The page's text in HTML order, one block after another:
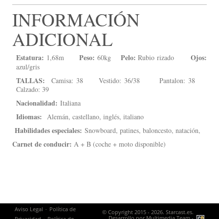
INFORMACIÓN
ADICIONAL
Estatura: 1,68m Peso: 60kgPelo: Rubio rizado Ojos:
azul/gris
TALLAS: Camisa: 38 Vestido: 36/38 Pantalon: 38
Calzado: 39
Nacionalidad: Italiana
Idiomas: Alemán, castellano, inglés, italiano
Habilidades especiales: Snowboard, patines, baloncesto, natación,
Carnet de conducir: A + B (coche + moto disponible)
Aviso Legal - Política de
© Copyright 2015 - 2026. Starcast.es.